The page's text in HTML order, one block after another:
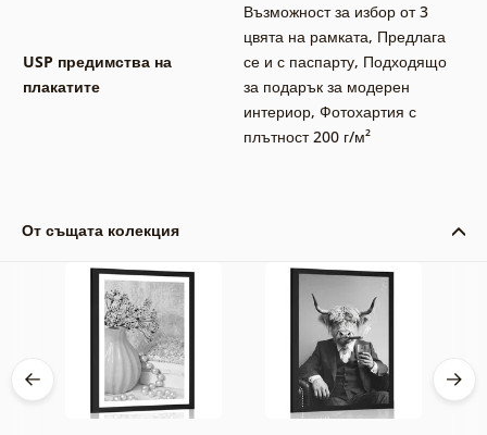
USP предимства на
плакатите
Възможност за избор от 3
цвята на рамката, Предлага
се и с паспарту, Подходящо
за подарък за модерен
интериор, Фотохартия с
плътност 200 г/м²
От същата колекция